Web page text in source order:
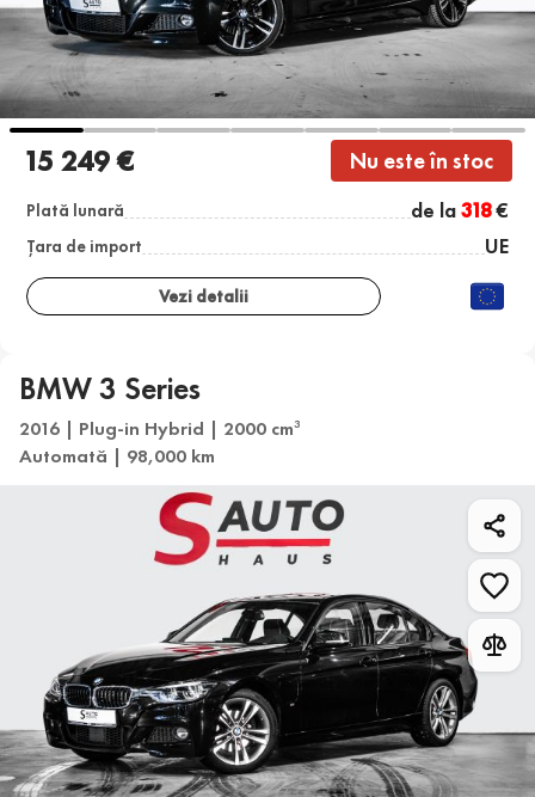
15 249 € Nu este în stoc
Plată lunară de la318€
Țara de import UE
Vezi detalii
BMW 3 Series
2016 | Plug-in Hybrid | 2000 cm3
Automată | 98,000 km